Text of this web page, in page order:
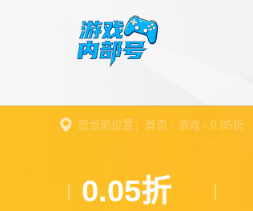
您当前位置： 首页 - 游戏 - 0.05折
0.05折